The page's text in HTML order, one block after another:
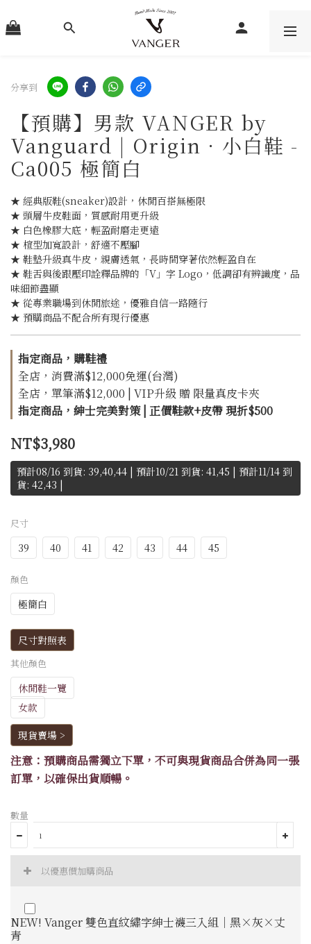
分享到
【預購】男款 VANGER by
Vanguard | Origin．小白鞋 -
Ca005 極簡白
★ 經典版鞋(sneaker)設計，休閒百搭無極限
★ 頭層牛皮鞋面，質感耐用更升級
★ 白色橡膠大底，輕盈耐磨走更遠
★ 楦型加寬設計，舒適不壓腳
★ 鞋墊升級真牛皮，親膚透氣，長時間穿著依然輕盈自在
★ 鞋舌與後跟壓印詮釋品牌的「V」字 Logo，低調卻有辨識度，品
味細節盡顯
★ 從專業職場到休閒旅途，優雅自信一路隨行
★ 預購商品不配合所有現行優惠
指定商品，購鞋禮
全店，消費滿$12,000免運(台灣)
全店，單筆滿$12,000 | VIP升級 贈 限量真皮卡夾
指定商品，紳士完美對策 | 正價鞋款+皮帶 現折$500
NT$3,980
預計08/16 到貨: 39,40,44 | 預計10/21 到貨: 41,45 | 預計11/14 到
貨: 42,43 |
尺寸
39 40 41 42 43 44 45
顏色
極簡白
尺寸對照表
其他顏色
休閒鞋一覽
女款
現貨賣場 >
注意：預購商品需獨立下單，不可與現貨商品合併為同一張
訂單，以確保出貨順暢。
數量
以優惠價加購商品
NEW! Vanger 雙色直紋繡字紳士襪三入組｜黑×灰×丈
青